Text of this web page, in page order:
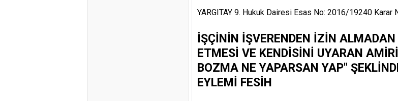
YARGITAY 9. Hukuk Dairesi Esas No: 2016/19240 Karar
İŞÇİNİN İŞVERENDEN İZİN
ETMESİ VE KENDİSİNİ UYARAN
BOZMA NE YAPARSAN YAP"
EYLEMİ FESİH